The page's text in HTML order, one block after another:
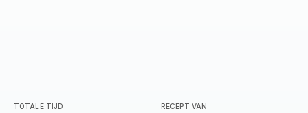
TOTALE TIJD RECEPT VAN